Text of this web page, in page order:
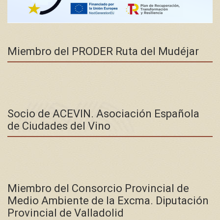
Miembro del PRODER Ruta del Mudéjar
Socio de ACEVIN. Asociación Española
de Ciudades del Vino
Miembro del Consorcio Provincial de
Medio Ambiente de la Excma. Diputación
Provincial de Valladolid